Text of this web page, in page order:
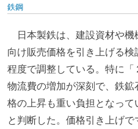
鉄鋼
日本製鉄は、建設資材や機
向け販売価格を引き上げる
程度で調整している。特に
物流費の増加が深刻で、鉄
格の上昇も重い負担となっ
と判断した。価格引き上げ